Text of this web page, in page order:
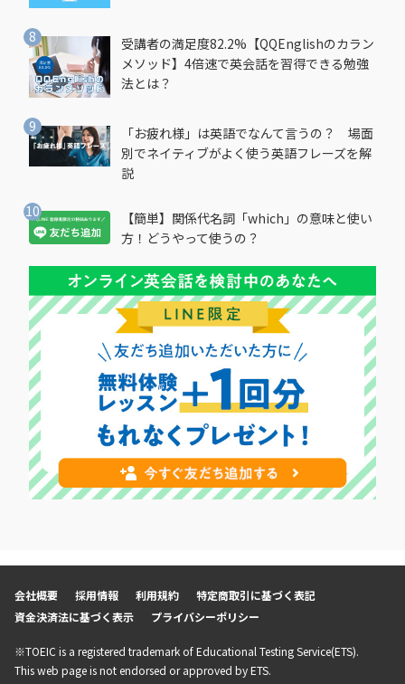
受講者の満足度82.2%【QQEnglishのカラン
メソッド】4倍速で英会話を習得できる勉強
法とは？
「お疲れ様」は英語でなんて言うの？ 場面
別でネイティブがよく使う英語フレーズを解
説
【簡単】関係代名詞「which」の意味と使い
方！どうやって使うの？
会社概要 採用情報 利用規約
特定商取引に基づく表記
資金決済法に基づく表示
プライバシーポリシー
※TOEIC is a registered trademark of Educational Testing Service(ETS).
This web page is not endorsed or approved by ETS.